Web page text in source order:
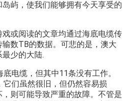
屿，使我们能够拥有今天享受的
或阅读的文章均通过海底电缆传
数TB的数据。可悲的是，澳大
少的大陆.
电缆，但其中11条没有工作。
们虽然很旧，但仍然容易损
则可能导致严重的故障。不管是